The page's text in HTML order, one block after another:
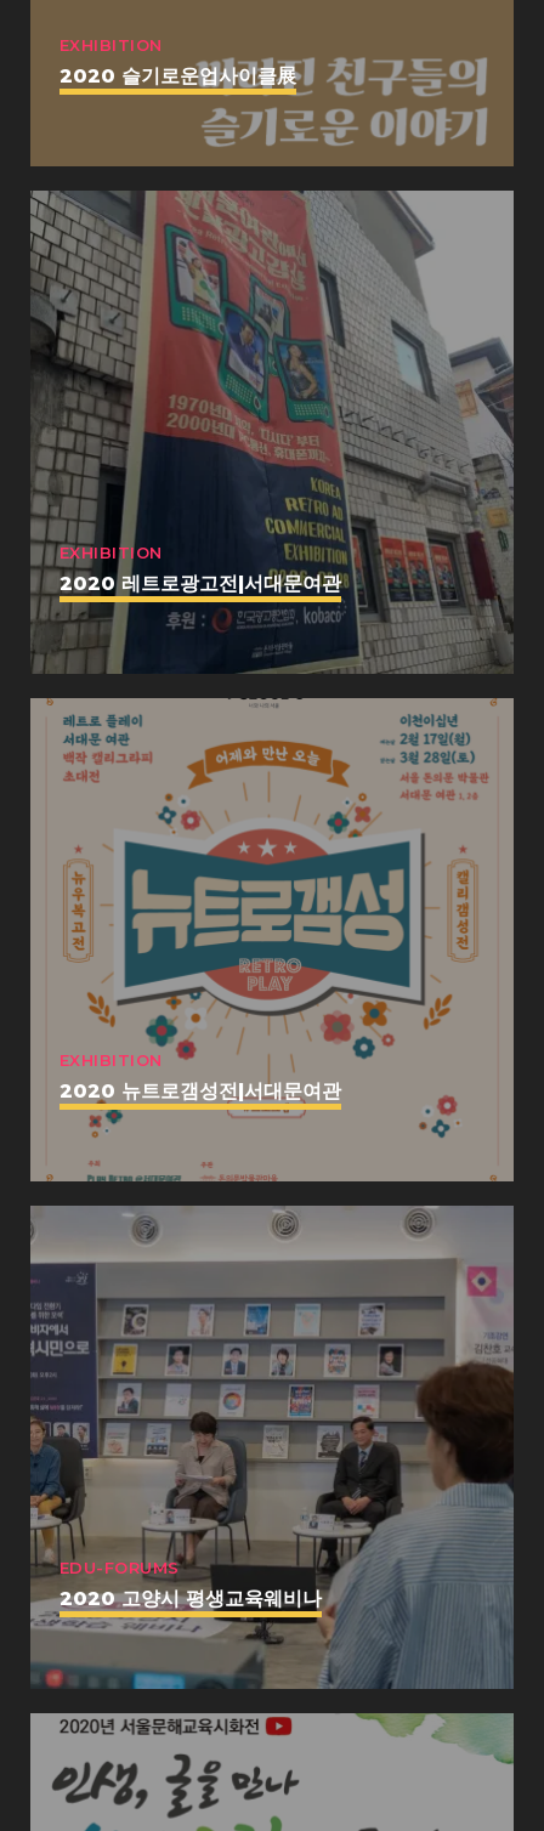
EXHIBITION
2020 슬기로운업사이클展
EXHIBITION
2020 레트로광고전|서대문여관
EXHIBITION
2020 뉴트로갬성전|서대문여관
EDU-FORUMS
2020 고양시 평생교육웨비나